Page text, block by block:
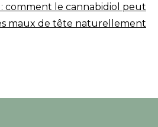
comment le cannabidiol peut
maux de tête naturellement